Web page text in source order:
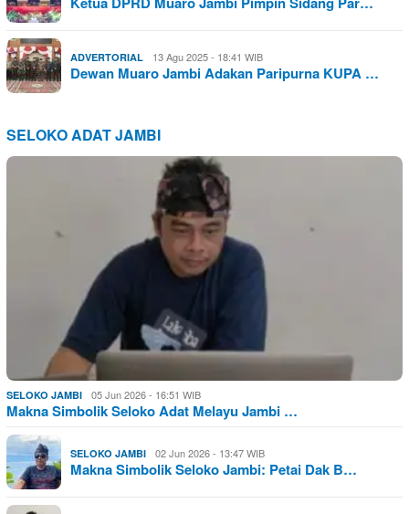
ADVERTORIAL 13 Agu 2025 - 18:41 WIB
Dewan Muaro Jambi Adakan Paripurna KUPA …
SELOKO ADAT JAMBI
SELOKO JAMBI 05 Jun 2026 - 16:51 WIB
Makna Simbolik Seloko Adat Melayu Jambi …
SELOKO JAMBI 02 Jun 2026 - 13:47 WIB
Makna Simbolik Seloko Jambi: Petai Dak B…